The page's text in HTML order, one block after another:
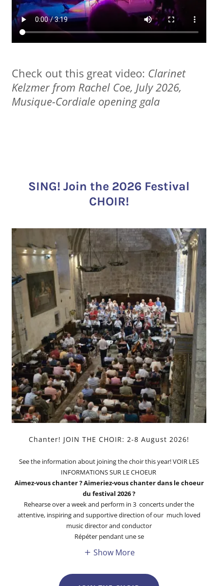
Check out this great video: Clarinet
Kelzmer from Rachel Coe, July 2026,
Musique-Cordiale opening gala
SING! Join the 2026 Festival
CHOIR!
Chanter! JOIN THE CHOIR: 2-8 August 2026!
See the information about joining the choir this year! VOIR LES
INFORMATIONS SUR LE CHOEUR
Aimez-vous chanter ? Aimeriez-vous chanter dans le choeur
du festival 2026 ?
Rehearse over a week and perform in 3 concerts under the
attentive, inspiring and supportive direction of our much loved
music director and conductor
Répéter pendant une se
Show More